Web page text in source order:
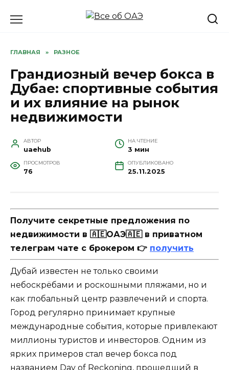
ГЛАВНАЯ » РАЗНОЕ
Грандиозный вечер бокса в
Дубае: спортивные события
и их влияние на рынок
недвижимости
АВТОР
uaehub
НА ЧТЕНИЕ
3 мин
ПРОСМОТРОВ
76
ОПУБЛИКОВАНО
25.11.2025
Получите секретные предложения по
недвижимости в 🇦🇪ОАЭ🇦🇪 в приватном
телеграм чате с брокером 👉 получить
Дубай известен не только своими
небоскрёбами и роскошными пляжами, но и
как глобальный центр развлечений и спорта.
Город регулярно принимает крупные
международные события, которые привлекают
миллионы туристов и инвесторов. Одним из
ярких примеров стал вечер бокса под
названием Day of Reckoning, прошедший в